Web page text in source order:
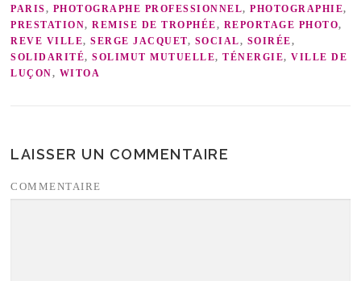
PARIS, PHOTOGRAPHE PROFESSIONNEL,PHOTOGRAPHIE,
PRESTATION,REMISE DE TROPHÉE, REPORTAGE PHOTO,
REVE VILLE,SERGE JACQUET, SOCIAL, SOIRÉE,
SOLIDARITÉ,SOLIMUT MUTUELLE,TÉNERGIE,VILLE DE
LUÇON, WITOA
LAISSER UN COMMENTAIRE
COMMENTAIRE